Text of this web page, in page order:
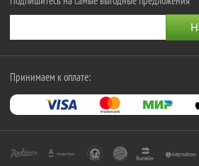
Принимаем к оплате: